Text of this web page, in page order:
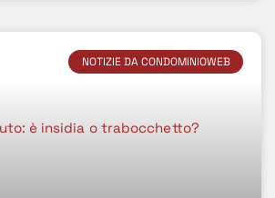
NOTIZIE DA CONDOMINIOWEB